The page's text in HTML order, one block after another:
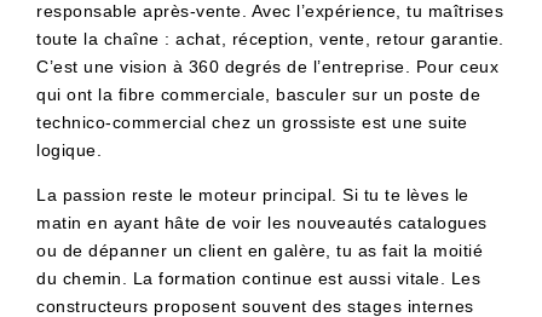
responsable après-vente. Avec l’expérience, tu maîtrises
toute la chaîne : achat, réception, vente, retour garantie.
C’est une vision à 360 degrés de l’entreprise. Pour ceux
qui ont la fibre commerciale, basculer sur un poste de
technico-commercial chez un grossiste est une suite
logique.
La passion reste le moteur principal. Si tu te lèves le
matin en ayant hâte de voir les nouveautés catalogues
ou de dépanner un client en galère, tu as fait la moitié
du chemin. La formation continue est aussi vitale. Les
constructeurs proposent souvent des stages internes